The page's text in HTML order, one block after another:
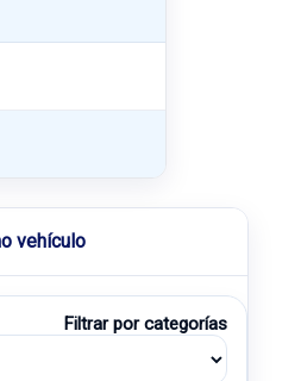
vehículo
Filtrar por categorías